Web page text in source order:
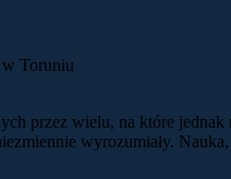
Toruniu
przez wielu, na które
wyrozumiały.